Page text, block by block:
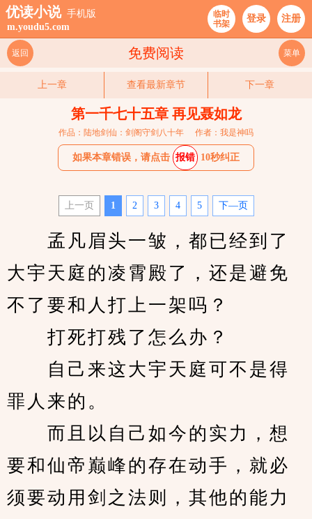
优读小说 手机版
m.youdu5.com
临时
书架
登录 注册
免费阅读
返回 菜单
上一章 查看最新章节 下一章
第一千七十五章 再见聂如龙
作品：陆地剑仙：剑阁守剑八十年 作者：我是神吗
如果本章错误，请点击 报错 10秒纠正
上一页 1 2 3 4 5 下—页
孟凡眉头一皱，都已经到了
大宇天庭的凌霄殿了，还是避免
不了要和人打上一架吗？
打死打残了怎么办？
自己来这大宇天庭可不是得
罪人来的。
而且以自己如今的实力，想
要和仙帝巅峰的存在动手，就必
须要动用剑之法则，其他的能力